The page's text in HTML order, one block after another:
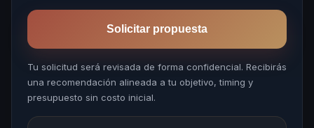
Solicitar propuesta
Tu solicitud será revisada de forma confidencial. Recibirás
una recomendación alineada a tu objetivo, timing y
presupuesto sin costo inicial.